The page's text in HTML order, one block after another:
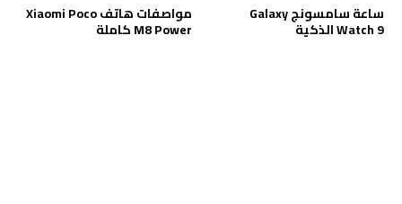
ساعة سامسونج Galaxy
Watch 9 الذكية
مواصفات هاتف Xiaomi Poco
M8 Power كاملة